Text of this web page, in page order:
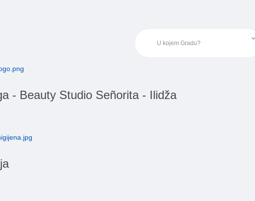
- Beauty Studio Señorita - Ilidža